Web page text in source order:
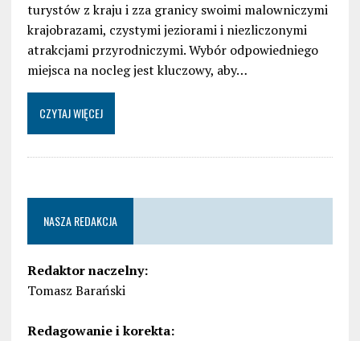
turystów z kraju i zza granicy swoimi malowniczymi
krajobrazami, czystymi jeziorami i niezliczonymi
atrakcjami przyrodniczymi. Wybór odpowiedniego
miejsca na nocleg jest kluczowy, aby…
CZYTAJ WIĘCEJ
NASZA REDAKCJA
Redaktor naczelny:
Tomasz Barański
Redagowanie i korekta: